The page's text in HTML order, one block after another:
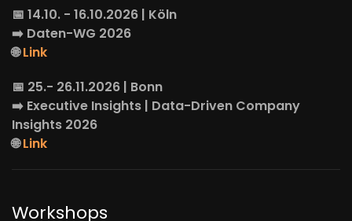
📅 14.10. - 16.10.2026 | Köln
➡️ Daten-WG 2026
🌐Link
📅 25.- 26.11.2026 | Bonn
➡️ Executive Insights | Data-Driven Company
Insights 2026
🌐Link
Workshops